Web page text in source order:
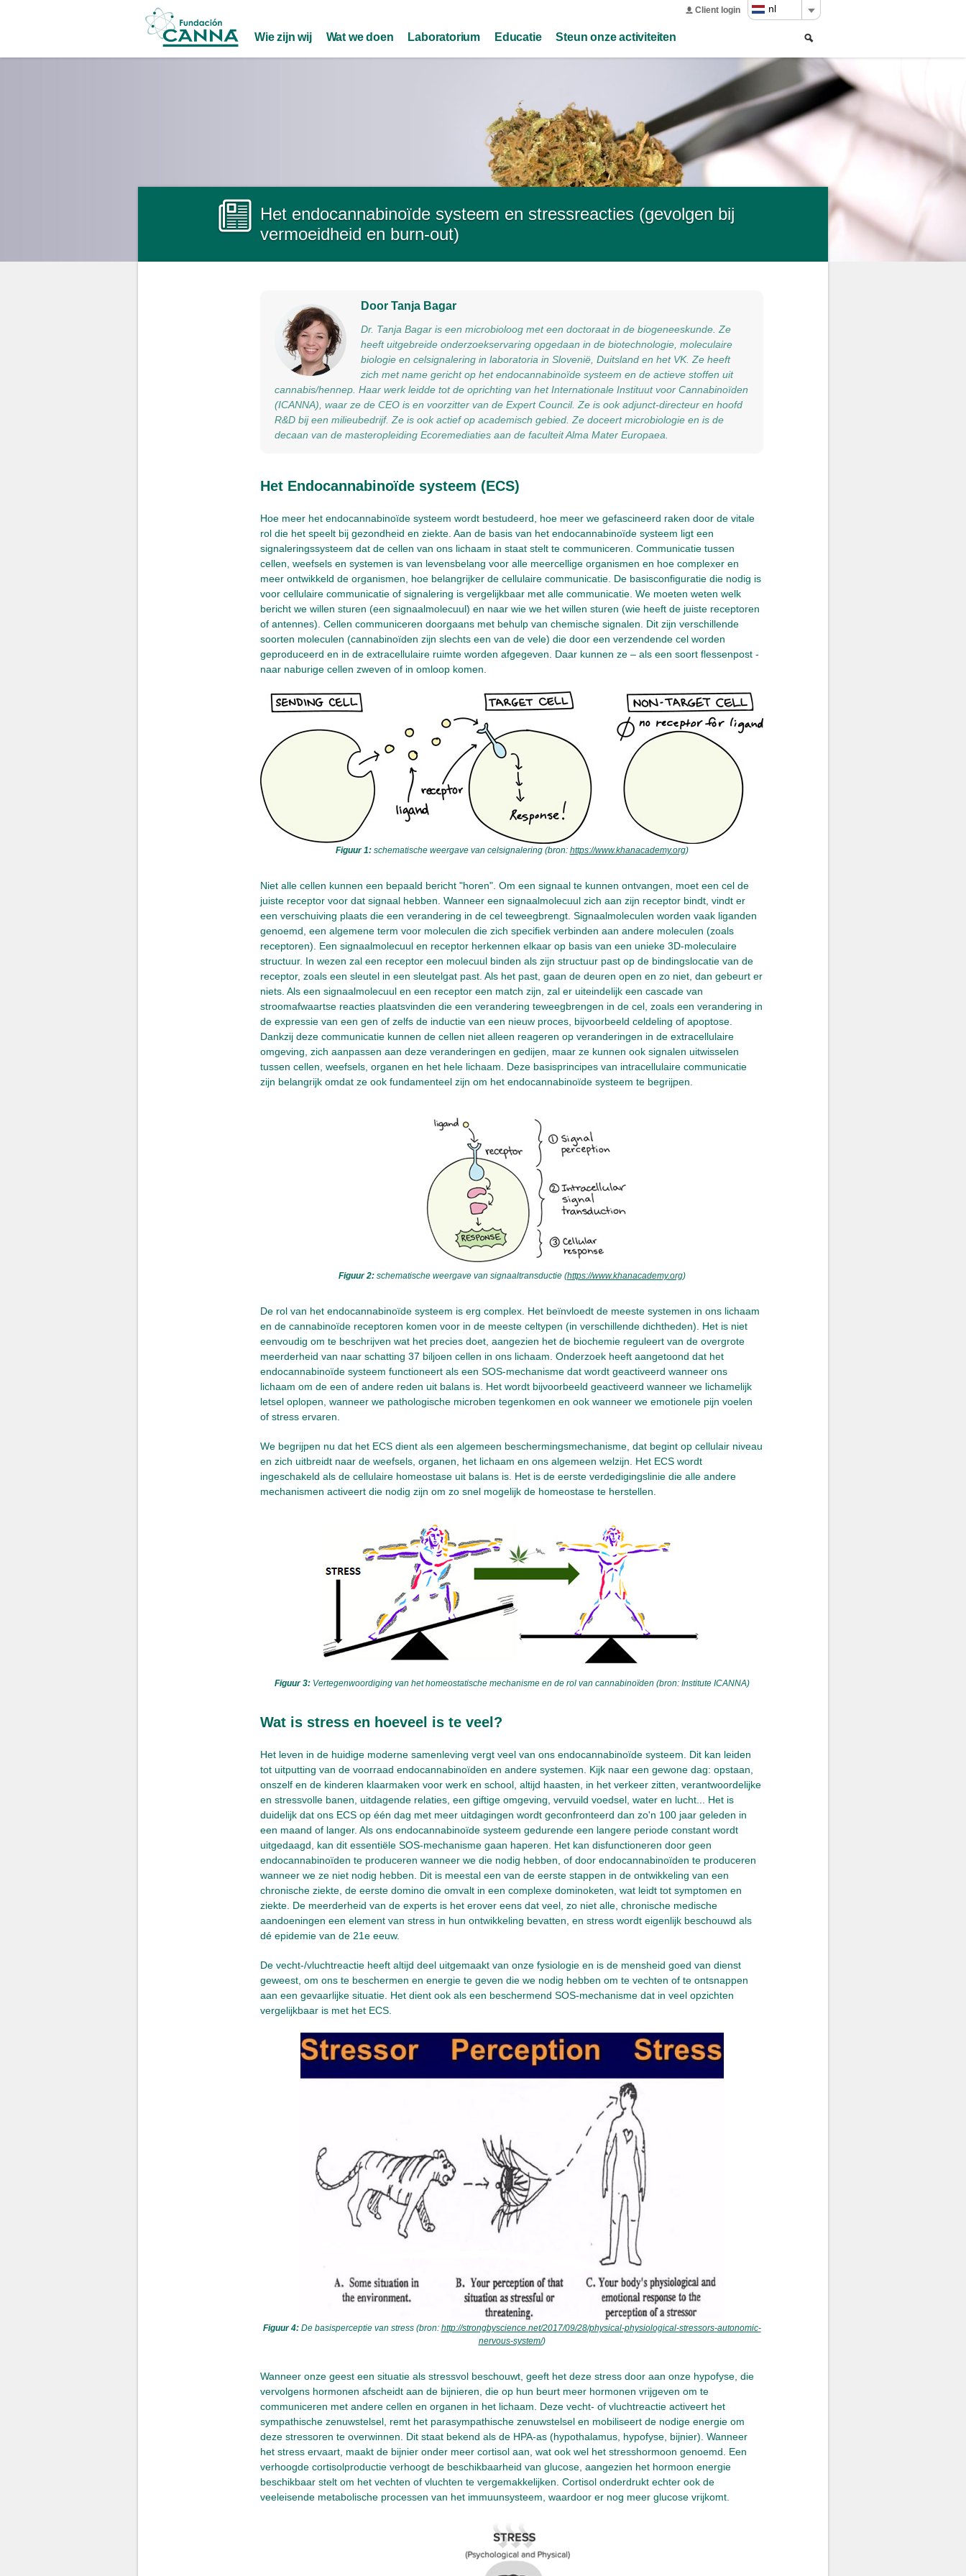
content
nl
Client login
Main menu
Wie zijn wij Wat we doen Laboratorium Educatie Steun onze activiteiten
Search
form
Zoeken
Het endocannabinoïde systeem en stressreacties (gevolgen bij
vermoeidheid en burn-out)
Door Tanja Bagar
Dr. Tanja Bagar is een microbioloog met een doctoraat in de biogeneeskunde. Ze
heeft uitgebreide onderzoekservaring opgedaan in de biotechnologie, moleculaire
biologie en celsignalering in laboratoria in Slovenië, Duitsland en het VK. Ze heeft
zich met name gericht op het endocannabinoïde systeem en de actieve stoffen uit
cannabis/hennep. Haar werk leidde tot de oprichting van het Internationale Instituut voor Cannabinoïden
(ICANNA), waar ze de CEO is en voorzitter van de Expert Council. Ze is ook adjunct-directeur en hoofd
R&D bij een milieubedrijf. Ze is ook actief op academisch gebied. Ze doceert microbiologie en is de
decaan van de masteropleiding Ecoremediaties aan de faculteit Alma Mater Europaea.
Het Endocannabinoïde systeem (ECS)
Hoe meer het endocannabinoïde systeem wordt bestudeerd, hoe meer we gefascineerd raken door de vitale
rol die het speelt bij gezondheid en ziekte. Aan de basis van het endocannabinoïde systeem ligt een
signaleringssysteem dat de cellen van ons lichaam in staat stelt te communiceren. Communicatie tussen
cellen, weefsels en systemen is van levensbelang voor alle meercellige organismen en hoe complexer en
meer ontwikkeld de organismen, hoe belangrijker de cellulaire communicatie. De basisconfiguratie die nodig is
voor cellulaire communicatie of signalering is vergelijkbaar met alle communicatie. We moeten weten welk
bericht we willen sturen (een signaalmolecuul) en naar wie we het willen sturen (wie heeft de juiste receptoren
of antennes). Cellen communiceren doorgaans met behulp van chemische signalen. Dit zijn verschillende
soorten moleculen (cannabinoïden zijn slechts een van de vele) die door een verzendende cel worden
geproduceerd en in de extracellulaire ruimte worden afgegeven. Daar kunnen ze – als een soort flessenpost -
naar naburige cellen zweven of in omloop komen.
Figuur 1:schematische weergave van celsignalering (bron: https://www.khanacademy.org)
Niet alle cellen kunnen een bepaald bericht "horen". Om een signaal te kunnen ontvangen, moet een cel de
juiste receptor voor dat signaal hebben. Wanneer een signaalmolecuul zich aan zijn receptor bindt, vindt er
een verschuiving plaats die een verandering in de cel teweegbrengt. Signaalmoleculen worden vaak liganden
genoemd, een algemene term voor moleculen die zich specifiek verbinden aan andere moleculen (zoals
receptoren). Een signaalmolecuul en receptor herkennen elkaar op basis van een unieke 3D-moleculaire
structuur. In wezen zal een receptor een molecuul binden als zijn structuur past op de bindingslocatie van de
receptor, zoals een sleutel in een sleutelgat past. Als het past, gaan de deuren open en zo niet, dan gebeurt er
niets. Als een signaalmolecuul en een receptor een match zijn, zal er uiteindelijk een cascade van
stroomafwaartse reacties plaatsvinden die een verandering teweegbrengen in de cel, zoals een verandering in
de expressie van een gen of zelfs de inductie van een nieuw proces, bijvoorbeeld celdeling of apoptose.
Dankzij deze communicatie kunnen de cellen niet alleen reageren op veranderingen in de extracellulaire
omgeving, zich aanpassen aan deze veranderingen en gedijen, maar ze kunnen ook signalen uitwisselen
tussen cellen, weefsels, organen en het hele lichaam. Deze basisprincipes van intracellulaire communicatie
zijn belangrijk omdat ze ook fundamenteel zijn om het endocannabinoïde systeem te begrijpen.
Figuur 2:schematische weergave van signaaltransductie (https://www.khanacademy.org)
De rol van het endocannabinoïde systeem is erg complex. Het beïnvloedt de meeste systemen in ons lichaam
en de cannabinoïde receptoren komen voor in de meeste celtypen (in verschillende dichtheden). Het is niet
eenvoudig om te beschrijven wat het precies doet, aangezien het de biochemie reguleert van de overgrote
meerderheid van naar schatting 37 biljoen cellen in ons lichaam. Onderzoek heeft aangetoond dat het
endocannabinoïde systeem functioneert als een SOS-mechanisme dat wordt geactiveerd wanneer ons
lichaam om de een of andere reden uit balans is. Het wordt bijvoorbeeld geactiveerd wanneer we lichamelijk
letsel oplopen, wanneer we pathologische microben tegenkomen en ook wanneer we emotionele pijn voelen
of stress ervaren.
We begrijpen nu dat het ECS dient als een algemeen beschermingsmechanisme, dat begint op cellulair niveau
en zich uitbreidt naar de weefsels, organen, het lichaam en ons algemeen welzijn. Het ECS wordt
ingeschakeld als de cellulaire homeostase uit balans is. Het is de eerste verdedigingslinie die alle andere
mechanismen activeert die nodig zijn om zo snel mogelijk de homeostase te herstellen.
Figuur 3:Vertegenwoordiging van het homeostatische mechanisme en de rol van cannabinoïden (bron: Institute ICANNA)
Wat is stress en hoeveel is te veel?
Het leven in de huidige moderne samenleving vergt veel van ons endocannabinoïde systeem. Dit kan leiden
tot uitputting van de voorraad endocannabinoïden en andere systemen. Kijk naar een gewone dag: opstaan,
onszelf en de kinderen klaarmaken voor werk en school, altijd haasten, in het verkeer zitten, verantwoordelijke
en stressvolle banen, uitdagende relaties, een giftige omgeving, vervuild voedsel, water en lucht... Het is
duidelijk dat ons ECS op één dag met meer uitdagingen wordt geconfronteerd dan zo'n 100 jaar geleden in
een maand of langer. Als ons endocannabinoïde systeem gedurende een langere periode constant wordt
uitgedaagd, kan dit essentiële SOS-mechanisme gaan haperen. Het kan disfunctioneren door geen
endocannabinoïden te produceren wanneer we die nodig hebben, of door endocannabinoïden te produceren
wanneer we ze niet nodig hebben. Dit is meestal een van de eerste stappen in de ontwikkeling van een
chronische ziekte, de eerste domino die omvalt in een complexe dominoketen, wat leidt tot symptomen en
ziekte. De meerderheid van de experts is het erover eens dat veel, zo niet alle, chronische medische
aandoeningen een element van stress in hun ontwikkeling bevatten, en stress wordt eigenlijk beschouwd als
dé epidemie van de 21e eeuw.
De vecht-/vluchtreactie heeft altijd deel uitgemaakt van onze fysiologie en is de mensheid goed van dienst
geweest, om ons te beschermen en energie te geven die we nodig hebben om te vechten of te ontsnappen
aan een gevaarlijke situatie. Het dient ook als een beschermend SOS-mechanisme dat in veel opzichten
vergelijkbaar is met het ECS.
Figuur 4:De basisperceptie van stress (bron: http://strongbyscience.net/2017/09/28/physical-physiological-stressors-autonomic-
nervous-system/)
Wanneer onze geest een situatie als stressvol beschouwt, geeft het deze stress door aan onze hypofyse, die
vervolgens hormonen afscheidt aan de bijnieren, die op hun beurt meer hormonen vrijgeven om te
communiceren met andere cellen en organen in het lichaam. Deze vecht- of vluchtreactie activeert het
sympathische zenuwstelsel, remt het parasympathische zenuwstelsel en mobiliseert de nodige energie om
deze stressoren te overwinnen. Dit staat bekend als de HPA-as (hypothalamus, hypofyse, bijnier). Wanneer
het stress ervaart, maakt de bijnier onder meer cortisol aan, wat ook wel het stresshormoon genoemd. Een
verhoogde cortisolproductie verhoogt de beschikbaarheid van glucose, aangezien het hormoon energie
beschikbaar stelt om het vechten of vluchten te vergemakkelijken. Cortisol onderdrukt echter ook de
veeleisende metabolische processen van het immuunsysteem, waardoor er nog meer glucose vrijkomt.